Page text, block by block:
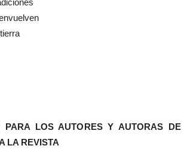
PARA LOS AUTORES Y AUTORAS DE
LA REVISTA